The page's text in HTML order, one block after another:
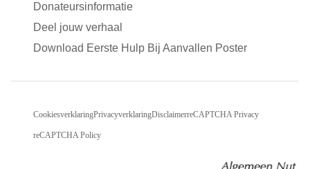
Donateursinformatie
Deel jouw verhaal
Download Eerste Hulp Bij Aanvallen Poster
CookiesverklaringPrivacyverklaringDisclaimerreCAPTCHA Privacy
reCAPTCHA Policy